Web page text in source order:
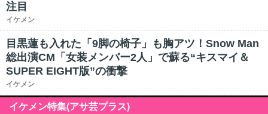
注目
イケメン
目黒蓮も入れた「9脚の椅子」も胸アツ！Snow Man
総出演CM「女装メンバー2人」で蘇る“キスマイ＆
SUPER EIGHT版”の衝撃
イケメン
イケメン特集(アサ芸プラス)